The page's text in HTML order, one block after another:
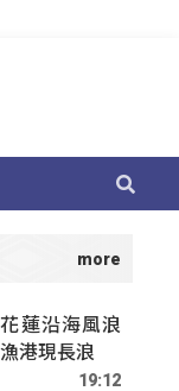
蓮沿海風浪
港現長浪
19:12